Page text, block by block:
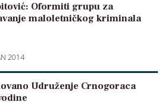
Oformiti grupu za
maloletničkog kriminala
2014
Udruženje Crnogoraca